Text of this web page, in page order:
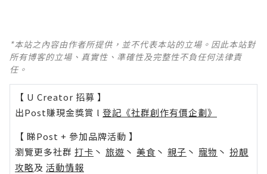
*本站之內容由作者所提供，並不代表本站的立場。因此本站對
所有博客的立場、真實性、準確性及完整性不負任何法律責
任。
【 U Creator 招募 】
出Post賺現金獎賞 l 登記《社群創作有價企劃》
【 睇Post + 參加品牌活動 】
瀏覽更多社群 打卡 丶 旅遊 丶 美食 丶 親子 丶 寵物 丶 扮靚
攻略及 活動情報